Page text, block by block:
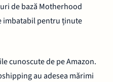
de bază Motherhood
imbatabil pentru ținute
cunoscute de pe Amazon.
au adesea mărimi